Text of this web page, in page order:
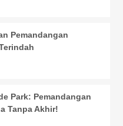
Pemandangan
Park: Pemandangan
Tanpa Akhir!